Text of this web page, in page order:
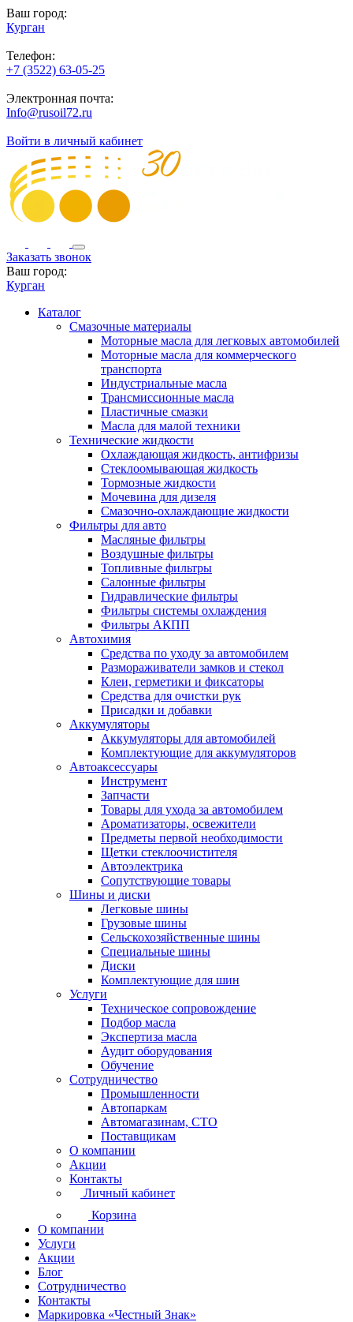
Ваш город:
Курган
Телефон:
+7 (3522) 63-05-25
Электронная почта:
Info@rusoil72.ru
Войти в личный кабинет
Заказать звонок
Ваш город:
Курган
Каталог
Смазочные материалы
Моторные масла для легковых автомобилей
Моторные масла для коммерческого
транспорта
Индустриальные масла
Трансмиссионные масла
Пластичные смазки
Масла для малой техники
Технические жидкости
Охлаждающая жидкость, антифризы
Стеклоомывающая жидкость
Тормозные жидкости
Мочевина для дизеля
Смазочно-охлаждающие жидкости
Фильтры для авто
Масляные фильтры
Воздушные фильтры
Топливные фильтры
Салонные фильтры
Гидравлические фильтры
Фильтры системы охлаждения
Фильтры АКПП
Автохимия
Средства по уходу за автомобилем
Размораживатели замков и стекол
Клеи, герметики и фиксаторы
Средства для очистки рук
Присадки и добавки
Аккумуляторы
Аккумуляторы для автомобилей
Комплектующие для аккумуляторов
Автоаксессуары
Инструмент
Запчасти
Товары для ухода за автомобилем
Ароматизаторы, освежители
Предметы первой необходимости
Щетки стеклоочистителя
Автоэлектрика
Сопутствующие товары
Шины и диски
Легковые шины
Грузовые шины
Сельскохозяйственные шины
Специальные шины
Диски
Комплектующие для шин
Услуги
Техническое сопровождение
Подбор масла
Экспертиза масла
Аудит оборудования
Обучение
Сотрудничество
Промышленности
Автопаркам
Автомагазинам, СТО
Поставщикам
О компании
Акции
Контакты
Личный кабинет
Корзина
О компании
Услуги
Акции
Блог
Сотрудничество
Контакты
Маркировка «Честный Знак»